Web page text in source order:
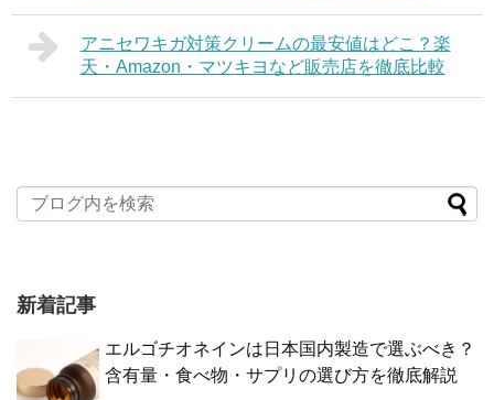
アニセワキガ対策クリームの最安値はどこ？楽
天・Amazon・マツキヨなど販売店を徹底比較
新着記事
エルゴチオネインは日本国内製造で選ぶべき？
含有量・食べ物・サプリの選び方を徹底解説